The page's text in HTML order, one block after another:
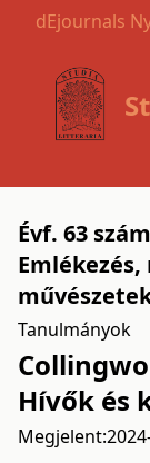
dEjournals
Évf. 63
Tanulmányok
Hívők és
Megjelent: